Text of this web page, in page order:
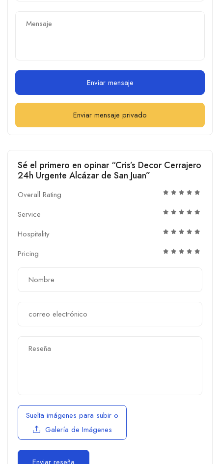
Enviar mensaje
Enviar mensaje privado
Sé el primero en opinar “Cris’s Decor Cerrajero
24h Urgente Alcázar de San Juan”
Overall Rating
Service
Hospitality
Pricing
Suelta imágenes para subir o
Galería de Imágenes